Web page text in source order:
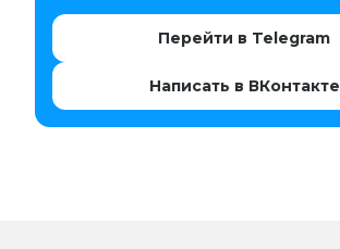
Перейти в Telegram
Написать в ВКонтакте